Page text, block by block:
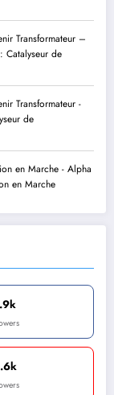
Transformateur –
Catalyseur de
Transformateur -
de
en Marche - Alpha
en Marche